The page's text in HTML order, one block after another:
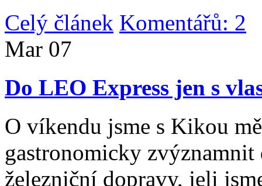
Celý článek Komentářů: 2
Mar 07
Do LEO Express jen s
O víkendu jsme s Kikou
gastronomicky
železniční dopravy, jeli